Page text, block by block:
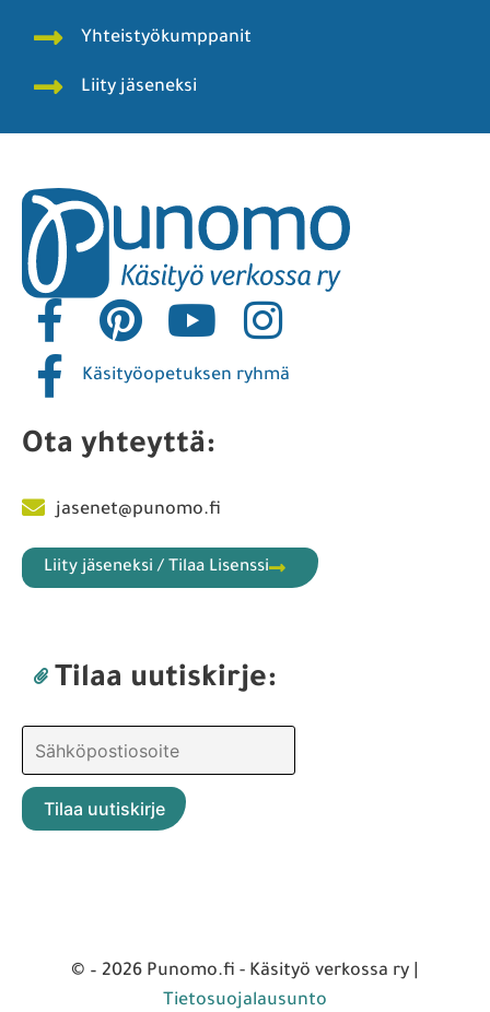
Yhteistyökumppanit
Liity jäseneksi
Käsityöopetuksen ryhmä
Ota yhteyttä:
jasenet@punomo.fi
Liity jäseneksi / Tilaa Lisenssi
Tilaa uutiskirje:
© – 2026 Punomo.fi - Käsityö verkossa ry |
Tietosuojalausunto